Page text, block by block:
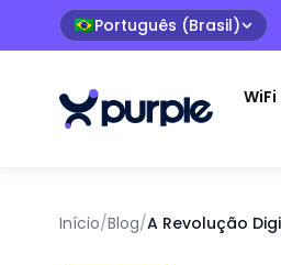
🇧🇷Português (Brasil)
WiFi
Início/Blog/A Revolução